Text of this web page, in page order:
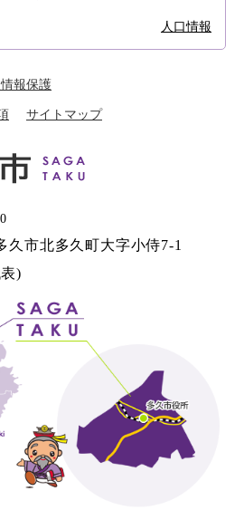
人口情報
報保護
サイトマップ
市北多久町大字小侍7-1
)